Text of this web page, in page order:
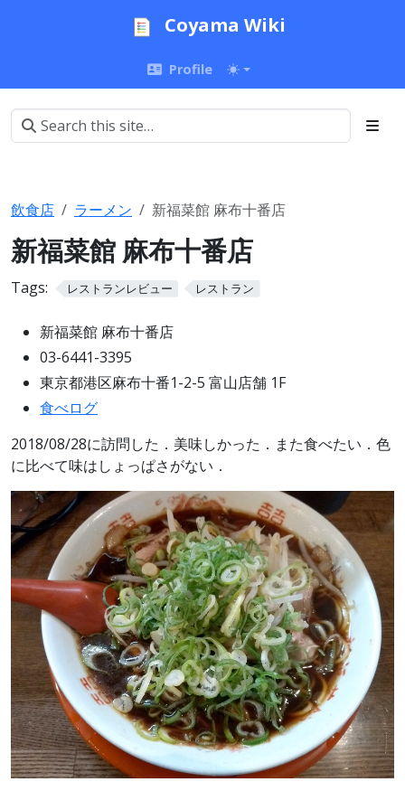
Coyama Wiki
Profile
飲食店 ラーメン 新福菜館 麻布十番店
新福菜館 麻布十番店
Tags: レストランレビュー レストラン
新福菜館 麻布十番店
03-6441-3395
東京都港区麻布十番1-2-5 富山店舗 1F
食べログ
2018/08/28に訪問した．美味しかった．また食べたい．色
に比べて味はしょっぱさがない．